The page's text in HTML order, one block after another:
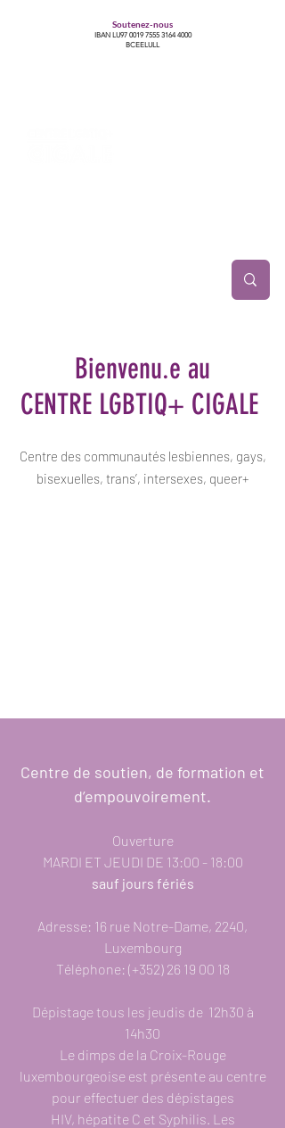
Soutenez-nous
IBAN LU97 0019 7555 3164 4000
BCEELULL
Bienvenu.e au
CENTRE LGBTIQ+ CIGALE
Centre des communautés lesbiennes, gays,
bisexuelles, trans’, intersexes, queer+
Centre de soutien, de formation et
d’empouvoirement.
Ouverture
MARDI ET JEUDI DE 13:00 - 18:00
sauf jours fériés
Adresse: 16 rue Notre-Dame, 2240,
Luxembourg
Téléphone: (+352) 26 19 00 18
Dépistage tous les jeudis de 12h30 à
14h30
Le dimps de la Croix-Rouge
luxembourgeoise est présente au centre
pour effectuer des dépistages
HIV, hépatite C et Syphilis. Les